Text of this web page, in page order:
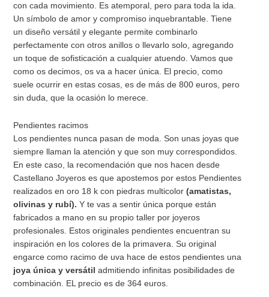
con cada movimiento. Es atemporal, pero para toda la ida.
Un símbolo de amor y compromiso inquebrantable. Tiene
un diseño versátil y elegante permite combinarlo
perfectamente con otros anillos o llevarlo solo, agregando
un toque de sofisticación a cualquier atuendo. Vamos que
como os decimos, os va a hacer única. El precio, como
suele ocurrir en estas cosas, es de más de 800 euros, pero
sin duda, que la ocasión lo merece.
Pendientes racimos
Los pendientes nunca pasan de moda. Son unas joyas que
siempre llaman la atención y que son muy correspondidos.
En este caso, la recomendación que nos hacen desde
Castellano Joyeros es que apostemos por estos Pendientes
realizados en oro 18 k con piedras multicolor(amatistas,
olivinas y rubí). Y te vas a sentir única porque están
fabricados a mano en su propio taller por joyeros
profesionales. Estos originales pendientes encuentran su
inspiración en los colores de la primavera. Su original
engarce como racimo de uva hace de estos pendientes una
joya única y versátil admitiendo infinitas posibilidades de
combinación. EL precio es de 364 euros.